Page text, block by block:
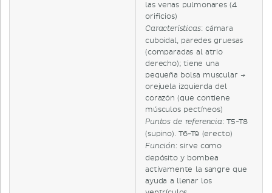
las venas pulmonares (4
orificios)
Características: cámara
cuboidal, paredes gruesas
(comparadas al atrio
derecho); tiene una
pequeña bolsa muscular →
orejuela izquierda del
corazón (que contiene
músculos pectíneos)
Puntos de referencia: T5-T8
(supino). T6-T9 (erecto)
Función: sirve como
depósito y bombea
activamente la sangre que
ayuda a llenar los